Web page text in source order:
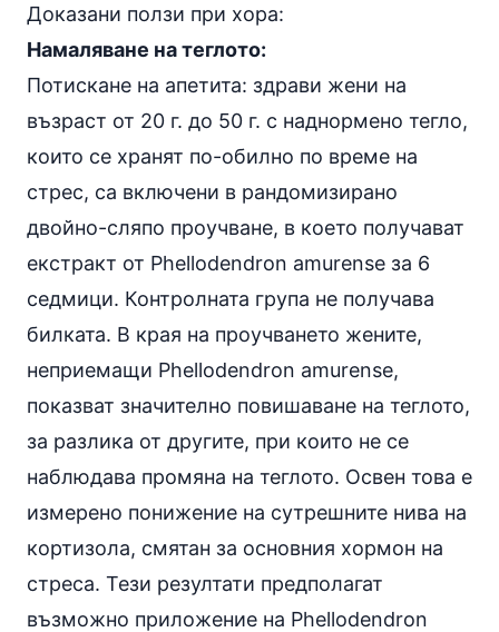
Доказани ползи при хора:
Намаляване на теглото:
Потискане на апетита: здрави жени на
възраст от 20 г. до 50 г. с наднормено тегло,
които се хранят по-обилно по време на
стрес, са включени в рандомизирано
двойно-сляпо проучване, в което получават
екстракт от Phellodendron amurense за 6
седмици. Контролната група не получава
билката. В края на проучването жените,
неприемащи Phellodendron amurense,
показват значително повишаване на теглото,
за разлика от другите, при които не се
наблюдава промяна на теглото. Освен това е
измерено понижение на сутрешните нива на
кортизола, смятан за основния хормон на
стреса. Тези резултати предполагат
възможно приложение на Phellodendron